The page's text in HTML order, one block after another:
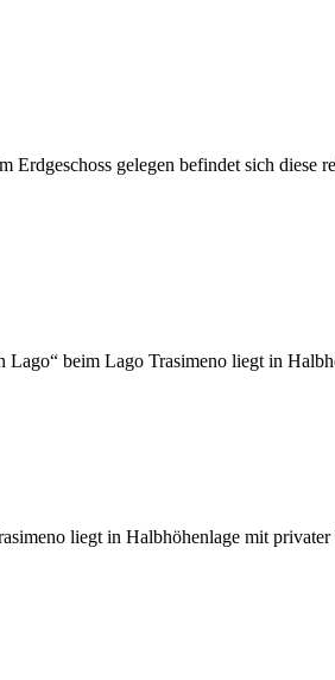
gelegen befindet sich diese
beim Lago Trasimeno liegt in
liegt in Halbhöhenlage mit